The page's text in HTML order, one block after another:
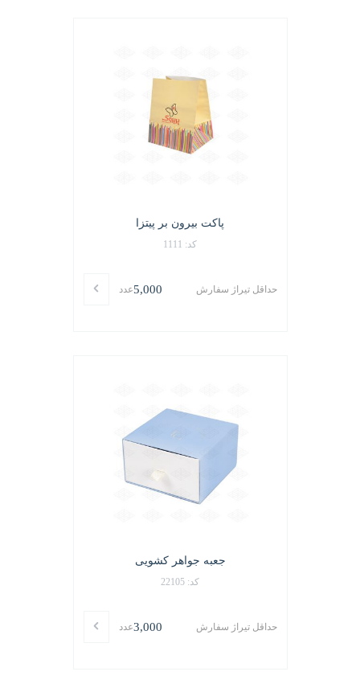
پاکت بیرون بر پیتزا
کد: 1111
حداقل تیراژ سفارش 5,000عدد
جعبه جواهر کشویی
کد: 22105
حداقل تیراژ سفارش 3,000عدد